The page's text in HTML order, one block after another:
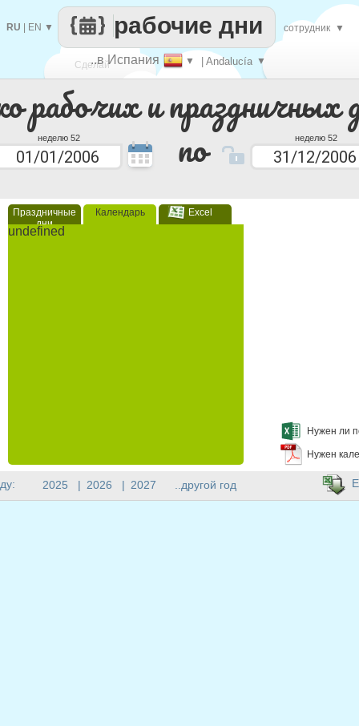
рабочих и праздничных
неделю 52 по неделю 52
Праздничные
дни
Календарь Excel
undefined
Нужен ли
Нужен
Сделай
каждый
..в Испания ▼ | Andalucía ▼
рабочие дни
RU EN ▼ сотрудник ▼
2025 | 2026 | 2027 ..другой год